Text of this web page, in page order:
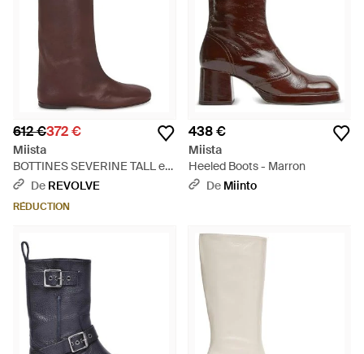
612 €372 €
Miista
BOTTINES SEVERINE TALL en
Brown - Marron
De REVOLVE
RÉDUCTION
438 €
Miista
Heeled Boots - Marron
De Miinto